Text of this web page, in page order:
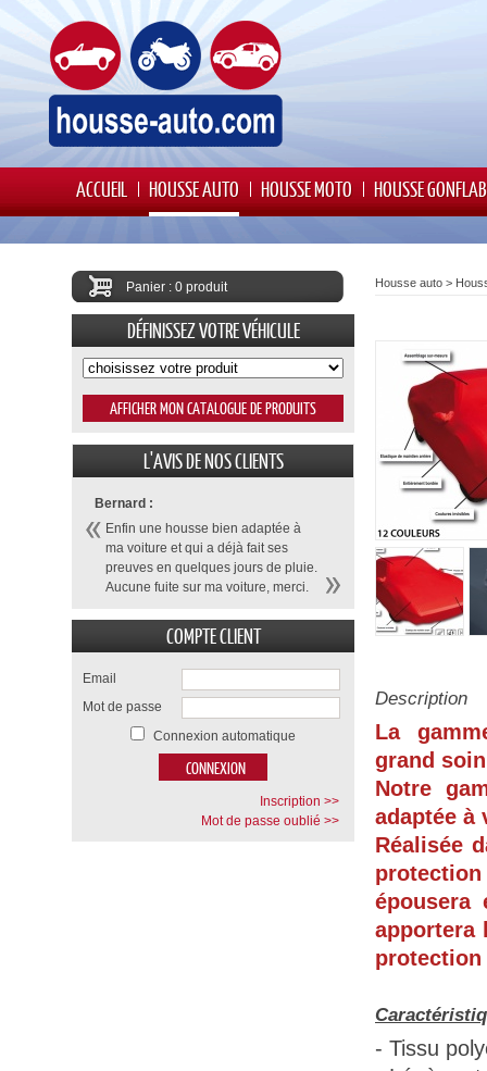
ACCUEIL HOUSSE AUTO HOUSSE MOTO HOUSSE
Housse auto >
Description
La
grand
Notre
adaptée à
Réalisée
épousera
apportera
protection
- Tissu
Panier : 0 produit
DÉFINISSEZ VOTRE VÉHICULE
L'AVIS DE NOS CLIENTS
Bernard :
Enfin une housse bien adaptée à
ma voiture et qui a déjà fait ses
preuves en quelques jours de pluie.
Aucune fuite sur ma voiture, merci.
COMPTE CLIENT
Email
Mot de passe
Connexion automatique
Inscription >>
Mot de passe oublié >>